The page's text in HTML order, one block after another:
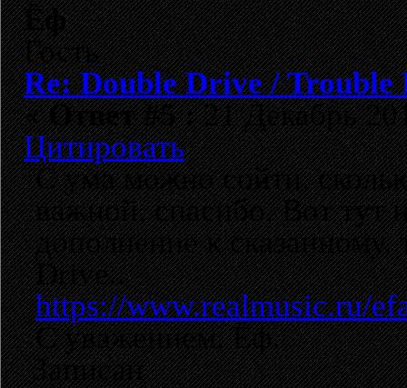
Ёф
Гость
Re: Double Drive / Trouble
«Ответ #5 :21 Декабрь
Цитировать
С ума можно сойти,
важной, спасибо. Вот тут
дополнение к
Drive..
https://www.realmusic.ru/
С уважением, Ёф.
Записан